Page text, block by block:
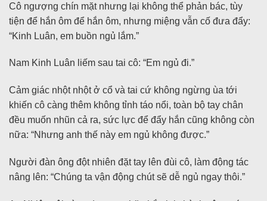
Cô ngượng chín mặt nhưng lại không thể phản bác, tùy
tiện để hắn ôm để hắn ôm, nhưng miệng vẫn cố đưa đẩy:
“Kinh Luân, em buồn ngủ lắm.”
Nam Kinh Luân liếm sau tai cô: “Em ngủ đi.”
Cảm giác nhột nhột ở cổ và tai cứ không ngừng ùa tới
khiến cô càng thêm không tỉnh táo nổi, toàn bộ tay chân
đều muốn nhũn cả ra, sức lực để đẩy hắn cũng không còn
nữa: “Nhưng anh thế này em ngủ không được.”
Người đàn ông đột nhiên đặt tay lên đùi cô, làm động tác
nâng lên: “Chúng ta vận động chút sẽ dễ ngủ ngay thôi.”